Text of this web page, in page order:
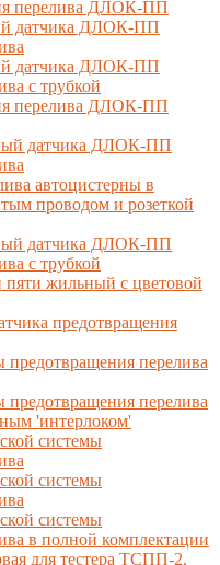
перелива ДЛОК-ПП
датчика ДЛОК-ПП
датчика ДЛОК-ПП
с трубкой
перелива ДЛОК-ПП
датчика ДЛОК-ПП
автоцистерны в
проводом и розеткой
датчика ДЛОК-ПП
с трубкой
жильный с цветовой
предотвращения
предотвращения перелива
предотвращения перелива
'интерлоком'
системы
системы
системы
в полной комплектации
для тестера ТСПП-2,